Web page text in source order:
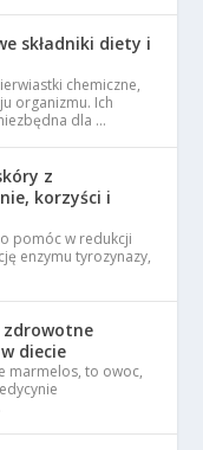
składniki diety i
chemiczne,
organizmu. Ich
dla …
z
korzyści i
pomóc w redukcji
enzymu tyrozynazy,
zdrowotne
diecie
marmelos, to owoc,